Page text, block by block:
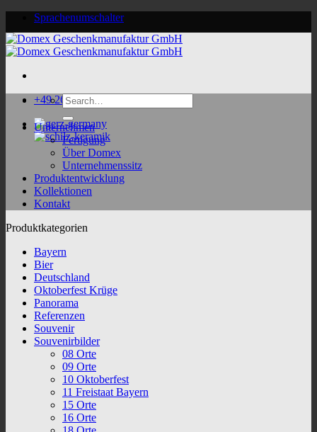
content
Sprachenumschalter
+49 2624 9188 0
Search
for:
Unternehmen
Fertigung
Über Domex
Unternehmenssitz
Produktentwicklung
Kollektionen
Kontakt
Produktkategorien
Bayern
Bier
Deutschland
Oktoberfest Krüge
Panorama
Referenzen
Souvenir
Souvenirbilder
08 Orte
09 Orte
10 Oktoberfest
11 Freistaat Bayern
15 Orte
16 Orte